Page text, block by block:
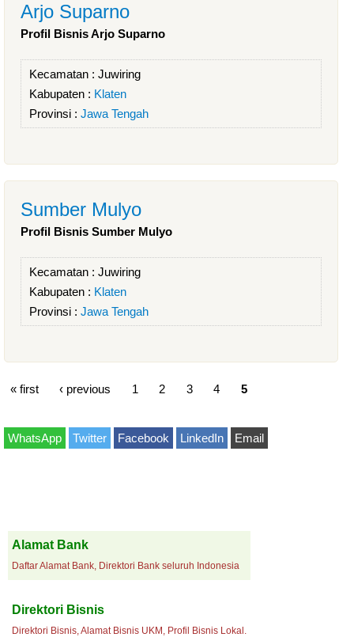
Arjo Suparno
Profil Bisnis Arjo Suparno
Kecamatan : Juwiring
Kabupaten : Klaten
Provinsi : Jawa Tengah
Sumber Mulyo
Profil Bisnis Sumber Mulyo
Kecamatan : Juwiring
Kabupaten : Klaten
Provinsi : Jawa Tengah
« first ‹ previous 1 2 3 4 5
WhatsApp Twitter Facebook LinkedIn Email
Alamat Bank
Daftar Alamat Bank, Direktori Bank seluruh Indonesia
Direktori Bisnis
Direktori Bisnis, Alamat Bisnis UKM, Profil Bisnis Lokal.